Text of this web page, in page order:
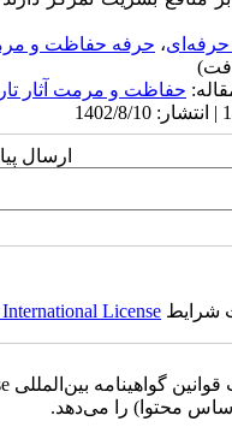
حرفه‌ای، حرفه حفاظت و
حفاظت و مرمت آثار
ارسال
شرایط License
محتوا) را می‌دهد.